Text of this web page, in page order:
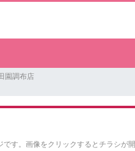
園調布店
す。 画像をクリックするとチラシが開